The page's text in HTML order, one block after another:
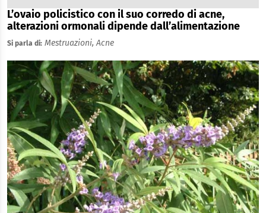
L’ovaio policistico con il suo corredo di acne,
alterazioni ormonali dipende dall’alimentazione
Si parla di: Mestruazioni,Acne